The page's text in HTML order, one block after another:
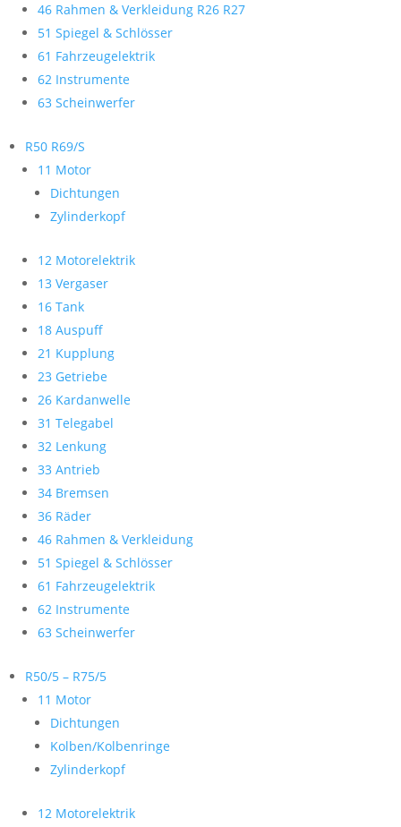
46 Rahmen & Verkleidung R26 R27
51 Spiegel & Schlösser
61 Fahrzeugelektrik
62 Instrumente
63 Scheinwerfer
R50 R69/S
11 Motor
Dichtungen
Zylinderkopf
12 Motorelektrik
13 Vergaser
16 Tank
18 Auspuff
21 Kupplung
23 Getriebe
26 Kardanwelle
31 Telegabel
32 Lenkung
33 Antrieb
34 Bremsen
36 Räder
46 Rahmen & Verkleidung
51 Spiegel & Schlösser
61 Fahrzeugelektrik
62 Instrumente
63 Scheinwerfer
R50/5 – R75/5
11 Motor
Dichtungen
Kolben/Kolbenringe
Zylinderkopf
12 Motorelektrik